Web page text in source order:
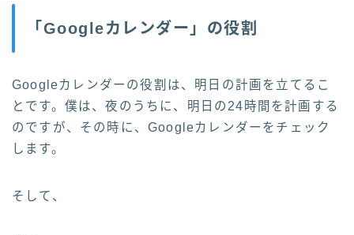
「Googleカレンダー」の役割
Googleカレンダーの役割は、明日の計画を立てるこ
とです。僕は、夜のうちに、明日の24時間を計画する
のですが、その時に、Googleカレンダーをチェック
します。
そして、